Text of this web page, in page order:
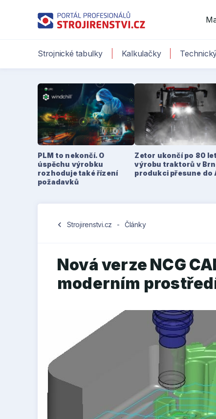
Strojnické tabulky Kalkulačky
PLM to nekončí. O
úspěchu výrobku
rozhoduje také řízení
požadavků
Zetor ukončí po 80
výrobu traktorů v
produkci přesune do
chevron_left Strojirenstvi.cz - Články
Nová verze NCG
moderním